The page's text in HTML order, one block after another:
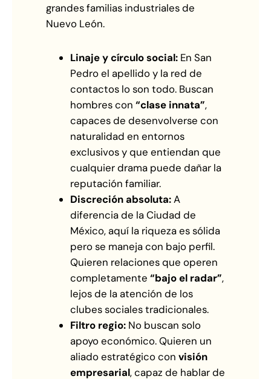
grandes familias industriales de
Nuevo León.
Linaje y círculo social:En San
Pedro el apellido y la red de
contactos lo son todo. Buscan
hombres con “clase innata”,
capaces de desenvolverse con
naturalidad en entornos
exclusivos y que entiendan que
cualquier drama puede dañar la
reputación familiar.
Discreción absoluta:A
diferencia de la Ciudad de
México, aquí la riqueza es sólida
pero se maneja con bajo perfil.
Quieren relaciones que operen
completamente “bajo el radar”,
lejos de la atención de los
clubes sociales tradicionales.
Filtro regio:No buscan solo
apoyo económico. Quieren un
aliado estratégico con visión
empresarial, capaz de hablar de